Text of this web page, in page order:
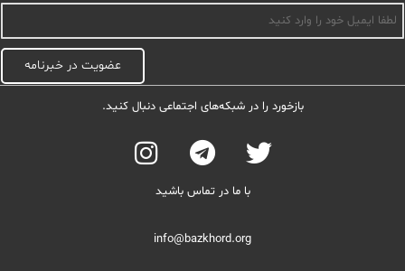
عضویت در خبرنامه
بازخورد را در شبکه‌های اجتماعی دنبال کنید.
با ما در تماس باشید
info@bazkhord.org